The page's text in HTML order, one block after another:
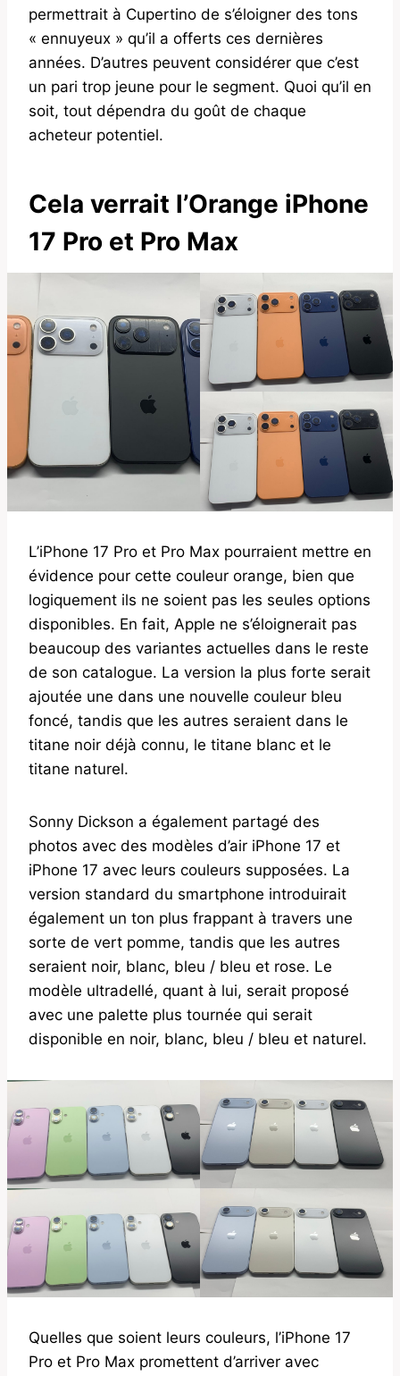
permettrait à Cupertino de s’éloigner des tons
« ennuyeux » qu’il a offerts ces dernières
années. D’autres peuvent considérer que c’est
un pari trop jeune pour le segment. Quoi qu’il en
soit, tout dépendra du goût de chaque
acheteur potentiel.
Cela verrait l’Orange iPhone
17 Pro et Pro Max
L’iPhone 17 Pro et Pro Max pourraient mettre en
évidence pour cette couleur orange, bien que
logiquement ils ne soient pas les seules options
disponibles. En fait, Apple ne s’éloignerait pas
beaucoup des variantes actuelles dans le reste
de son catalogue. La version la plus forte serait
ajoutée une dans une nouvelle couleur bleu
foncé, tandis que les autres seraient dans le
titane noir déjà connu, le titane blanc et le
titane naturel.
Sonny Dickson a également partagé des
photos avec des modèles d’air iPhone 17 et
iPhone 17 avec leurs couleurs supposées. La
version standard du smartphone introduirait
également un ton plus frappant à travers une
sorte de vert pomme, tandis que les autres
seraient noir, blanc, bleu / bleu et rose. Le
modèle ultradellé, quant à lui, serait proposé
avec une palette plus tournée qui serait
disponible en noir, blanc, bleu / bleu et naturel.
Quelles que soient leurs couleurs, l’iPhone 17
Pro et Pro Max promettent d’arriver avec